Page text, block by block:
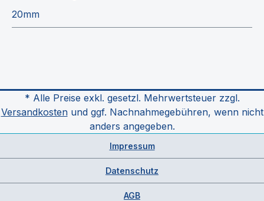
20mm
* Alle Preise exkl. gesetzl. Mehrwertsteuer zzgl.
Versandkostenund ggf. Nachnahmegebühren, wenn nicht
anders angegeben.
Impressum
Datenschutz
AGB